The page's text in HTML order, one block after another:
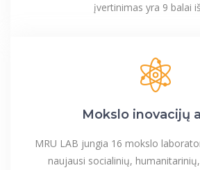
įvertinimas yra 9 balai
Mokslo inovacijų
MRU LAB jungia 16 mokslo
naujausi socialinių,